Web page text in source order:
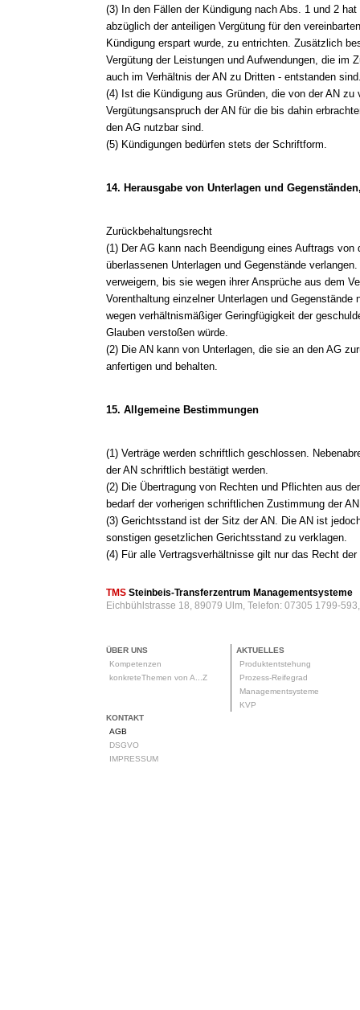
(3) In den Fällen der Kündigung nach Abs. 1 und 2
abzüglich der anteiligen Vergütung für den
Kündigung erspart wurde, zu entrichten. Zusätzlich
Vergütung der Leistungen und Aufwendungen, die im
auch im Verhältnis der AN zu Dritten - entstanden
(4) Ist die Kündigung aus Gründen, die von der AN
Vergütungsanspruch der AN für die bis dahin
den AG nutzbar sind.
(5) Kündigungen bedürfen stets der Schriftform.
14. Herausgabe von Unterlagen und
Zurückbehaltungsrecht
(1) Der AG kann nach Beendigung eines Auftrags von
überlassenen Unterlagen und Gegenstände
verweigern, bis sie wegen ihrer Ansprüche aus dem
Vorenthaltung einzelner Unterlagen und Gegenstände
wegen verhältnismäßiger Geringfügigkeit der
Glauben verstoßen würde.
(2) Die AN kann von Unterlagen, die sie an den AG
anfertigen und behalten.
15. Allgemeine Bestimmungen
(1) Verträge werden schriftlich geschlossen.
der AN schriftlich bestätigt werden.
(2) Die Übertragung von Rechten und Pflichten aus
bedarf der vorherigen schriftlichen Zustimmung der
(3) Gerichtsstand ist der Sitz der AN. Die AN ist
sonstigen gesetzlichen Gerichtsstand zu verklagen.
(4) Für alle Vertragsverhältnisse gilt nur das Recht
TMS Steinbeis-Transferzentrum Managementsysteme
Eichbühlstrasse 18, 89079 Ulm, Telefon: 07305 1799-
ÜBER UNS
Kompetenzen
konkreteThemen von A...Z
AKTUELLES
Produktentstehung
Prozess-Reifegrad
Managementsysteme
KVP
KONTAKT
AGB
DSGVO
IMPRESSUM